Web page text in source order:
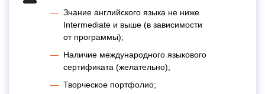
Знание английского языка не ниже
Intermediate и выше (в зависимости
от программы);
Наличие международного языкового
сертификата (желательно);
Творческое портфолио;